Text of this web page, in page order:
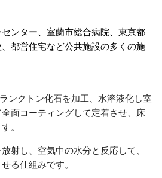
ンター、室蘭市総合病院、東京都
都営住宅など公共施設の多くの施
ンクトン化石を加工、水溶液化し室
面コーティングして定着させ、床
。
射し、空気中の水分と反応して、
る仕組みです。